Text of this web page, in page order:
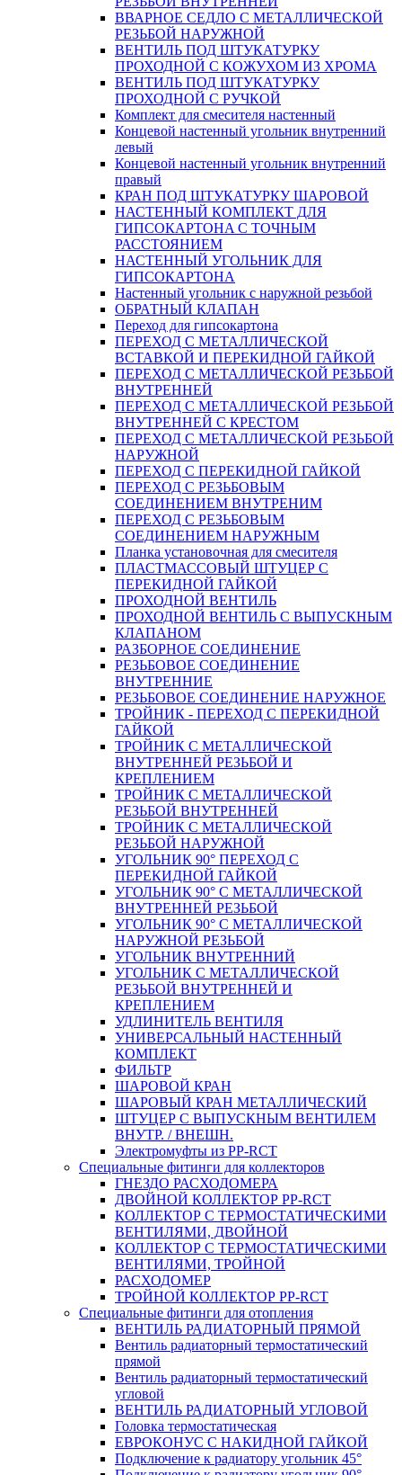
ВВАРНОЕ СЕДЛО С МЕТАЛЛИЧЕСКОЙ
РЕЗЬБОЙ НАРУЖНОЙ
ВЕНТИЛЬ ПОД ШТУКАТУРКУ
ПРОХОДНОЙ С КОЖУХОМ ИЗ ХРОМА
ВЕНТИЛЬ ПОД ШТУКАТУРКУ
ПРОХОДНОЙ С РУЧКОЙ
Комплект для смесителя настенный
Концевой настенный угольник внутренний
левый
Концевой настенный угольник внутренний
правый
КРАН ПОД ШТУКАТУРКУ ШАРОВОЙ
НАСТЕННЫЙ КОМПЛЕКТ ДЛЯ
ГИПСОКАРТОНA С ТОЧНЫМ
РАССТОЯНИЕМ
НАСТЕННЫЙ УГОЛЬНИК ДЛЯ
ГИПСОКАРТОНА
Настенный угольник с наружной резьбой
ОБРАТНЫЙ КЛАПАН
Переход для гипсокартона
ПЕРЕХОД С МЕТАЛЛИЧЕСКОЙ
ВСТАВКОЙ И ПЕРЕКИДНОЙ ГАЙКОЙ
ПЕРЕХОД С МЕТАЛЛИЧЕСКОЙ РЕЗЬБОЙ
ВНУТРЕННЕЙ
ПЕРЕХОД С МЕТАЛЛИЧЕСКОЙ РЕЗЬБОЙ
ВНУТРЕННЕЙ С КРЕСТОМ
ПЕРЕХОД С МЕТАЛЛИЧЕСКОЙ РЕЗЬБОЙ
НАРУЖНОЙ
ПЕРЕХОД С ПЕРЕКИДНОЙ ГАЙКОЙ
ПЕРЕХОД С РЕЗЬБОВЫМ
СОЕДИНЕНИЕМ ВНУТРЕНИМ
ПЕРЕХОД С РЕЗЬБОВЫМ
СОЕДИНЕНИЕМ НАРУЖНЫМ
Планка установочная для смесителя
ПЛАСТМАССОВЫЙ ШТУЦЕР С
ПЕРЕКИДНОЙ ГАЙКОЙ
ПРОХОДНОЙ ВЕНТИЛЬ
ПРОХОДНОЙ ВЕНТИЛЬ С ВЫПУСКНЫМ
КЛАПАНОМ
РАЗБОРНОЕ СОЕДИНЕНИЕ
РЕЗЬБОВОЕ СОЕДИНЕНИЕ
ВНУТРЕННИЕ
РЕЗЬБОВОЕ СОЕДИНЕНИЕ НАРУЖНОЕ
ТРОЙНИК - ПЕРЕХОД С ПЕРЕКИДНОЙ
ГАЙКОЙ
ТРОЙНИК С МЕТАЛЛИЧЕСКОЙ
ВНУТРЕННЕЙ РЕЗЬБОЙ И
КРЕПЛЕНИЕМ
ТРОЙНИК С МЕТАЛЛИЧЕСКОЙ
РЕЗЬБОЙ ВНУТРЕННЕЙ
ТРОЙНИК С МЕТАЛЛИЧЕСКОЙ
РЕЗЬБОЙ НАРУЖНОЙ
УГОЛЬНИК 90° ПЕРЕХОД С
ПЕРЕКИДНОЙ ГАЙКОЙ
УГОЛЬНИК 90° С МЕТАЛЛИЧЕСКОЙ
ВНУТРЕННEЙ РЕЗЬБОЙ
УГОЛЬНИК 90° С МЕТАЛЛИЧЕСКОЙ
НАРУЖНОЙ РЕЗЬБОЙ
УГОЛЬНИК ВНУТРЕННИЙ
УГОЛЬНИК С МЕТАЛЛИЧЕСКОЙ
РЕЗЬБОЙ ВНУТРЕННЕЙ И
КРЕПЛЕНИЕМ
УДЛИНИТЕЛЬ ВЕНТИЛЯ
УНИВЕРСАЛЬНЫЙ НАСТЕННЫЙ
КОМПЛЕКТ
ФИЛЬТР
ШАРОВОЙ КРАН
ШАРОВЫЙ КРАН МЕТАЛЛИЧЕСКИЙ
ШТУЦЕР С ВЫПУСКНЫМ ВЕНТИЛЕМ
ВНУТР. / ВНЕШН.
Электромуфты из PP-RCT
Специальные фитинги для коллекторов
ГНЕЗДО РАСХОДОМЕРА
ДВОЙНОЙ КОЛЛЕКТОР PP-RCT
КОЛЛЕКТОР С ТЕРМОСТАТИЧЕСКИМИ
ВЕНТИЛЯМИ, ДВОЙНОЙ
КОЛЛЕКТОР С ТЕРМОСТАТИЧЕСКИМИ
ВЕНТИЛЯМИ, ТРОЙНОЙ
РАСХОДОМЕР
ТРОЙНОЙ КОЛЛЕКТОР PP-RCT
Специальные фитинги для отопления
ВЕНТИЛЬ РАДИАТОРНЫЙ ПРЯМОЙ
Вентиль радиаторный термостатический
прямой
Вентиль радиаторный термостатический
угловой
ВЕНТИЛЬ РАДИАТОРНЫЙ УГЛОВОЙ
Головка термостатическая
ЕВРОКОНУС С НАКИДНОЙ ГАЙКОЙ
Подключение к радиатору угольник 45°